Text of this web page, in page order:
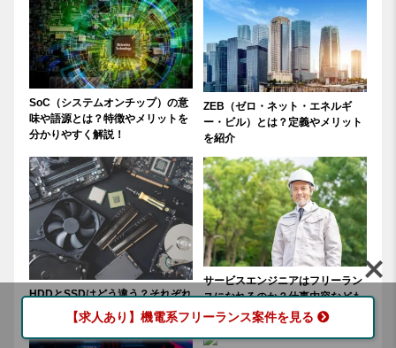
SoC（システムオンチップ）の意
味や語源とは？特徴やメリットを
分かりやすく解説！
ZEB（ゼロ・ネット・エネルギ
ー・ビル）とは？定義やメリット
を紹介
HDDとSSDはどう違う？それぞれ
の構造と特徴を紹介！
サービスエンジニアはフリーラン
スになれるのか？仕事内容なども
含めて解説！
【求人あり】機電系フリーランス案件を見る